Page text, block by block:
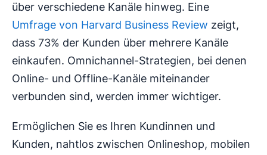
über verschiedene Kanäle hinweg. Eine
Umfrage von Harvard Business Review zeigt,
dass 73% der Kunden über mehrere Kanäle
einkaufen. Omnichannel-Strategien, bei denen
Online- und Offline-Kanäle miteinander
verbunden sind, werden immer wichtiger.
Ermöglichen Sie es Ihren Kundinnen und
Kunden, nahtlos zwischen Onlineshop, mobilen